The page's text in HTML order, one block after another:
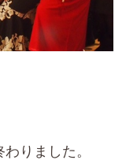
りました。